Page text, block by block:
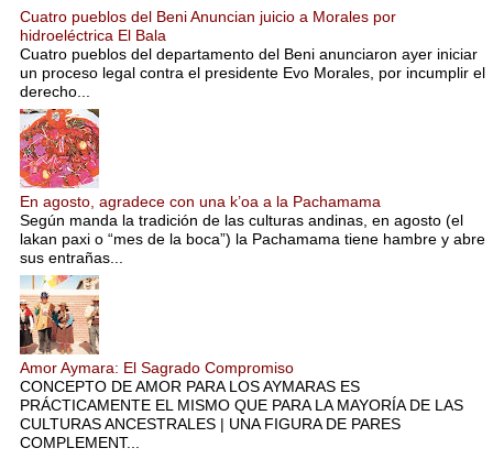
Cuatro pueblos del Beni Anuncian juicio a Morales por
hidroeléctrica El Bala
Cuatro pueblos del departamento del Beni anunciaron ayer iniciar
un proceso legal contra el presidente Evo Morales, por incumplir el
derecho...
En agosto, agradece con una k’oa a la Pachamama
Según manda la tradición de las culturas andinas, en agosto (el
lakan paxi o “mes de la boca”) la Pachamama tiene hambre y abre
sus entrañas...
Amor Aymara: El Sagrado Compromiso
CONCEPTO DE AMOR PARA LOS AYMARAS ES
PRÁCTICAMENTE EL MISMO QUE PARA LA MAYORÍA DE LAS
CULTURAS ANCESTRALES | UNA FIGURA DE PARES
COMPLEMENT...